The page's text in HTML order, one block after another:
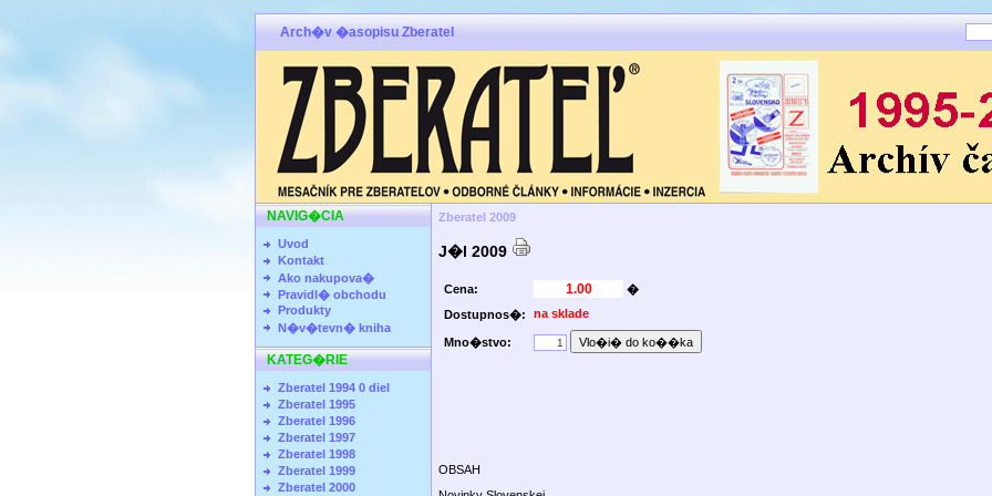
Arch�v �asopisu Zberatel
NAVIG�CIA
Uvod
Kontakt
Ako nakupova�
Pravidl� obchodu
Produkty
N�v�tevn� kniha
KATEG�RIE
Zberatel 1994 0 diel
Zberatel 1995
Zberatel 1996
Zberatel 1997
Zberatel 1998
Zberatel 1999
Zberatel 2000
Zberatel 2009
J�l 2009
Cena:
�
Dostupnos�:
na sklade
Mno�stvo:
OBSAH